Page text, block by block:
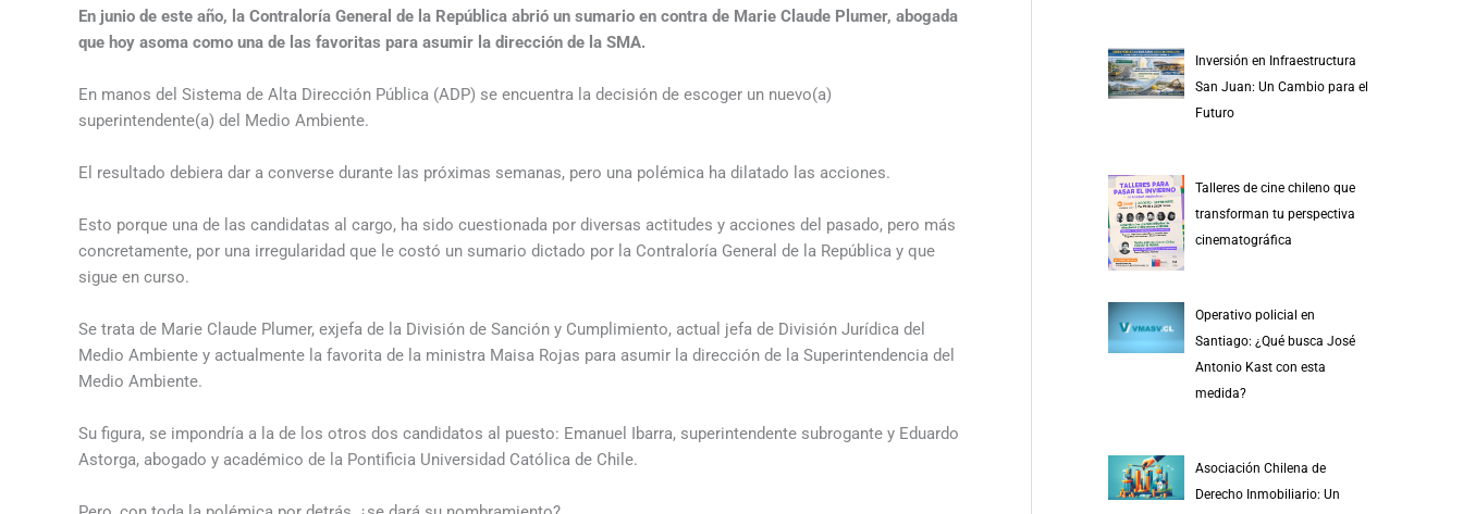
En junio de este año, la Contraloría General de la República abrió un sumario en contra de Marie Claude Plumer, abogada
que hoy asoma como una de las favoritas para asumir la dirección de la SMA.
En manos del Sistema de Alta Dirección Pública (ADP) se encuentra la decisión de escoger un nuevo(a)
superintendente(a) del Medio Ambiente.
El resultado debiera dar a converse durante las próximas semanas, pero una polémica ha dilatado las acciones.
Esto porque una de las candidatas al cargo, ha sido cuestionada por diversas actitudes y acciones del pasado, pero más
concretamente, por una irregularidad que le costó un sumario dictado por la Contraloría General de la República y que
sigue en curso.
Se trata de Marie Claude Plumer, exjefa de la División de Sanción y Cumplimiento, actual jefa de División Jurídica del
Medio Ambiente y actualmente la favorita de la ministra Maisa Rojas para asumir la dirección de la Superintendencia del
Medio Ambiente.
Su figura, se impondría a la de los otros dos candidatos al puesto: Emanuel Ibarra, superintendente subrogante y Eduardo
Astorga, abogado y académico de la Pontificia Universidad Católica de Chile.
Inversión en Infraestructura
San Juan: Un Cambio para el
Futuro
Talleres de cine chileno que
transforman tu perspectiva
cinematográfica
Operativo policial en
Santiago: ¿Qué busca José
Antonio Kast con esta
medida?
Asociación Chilena de
Derecho Inmobiliario: Un